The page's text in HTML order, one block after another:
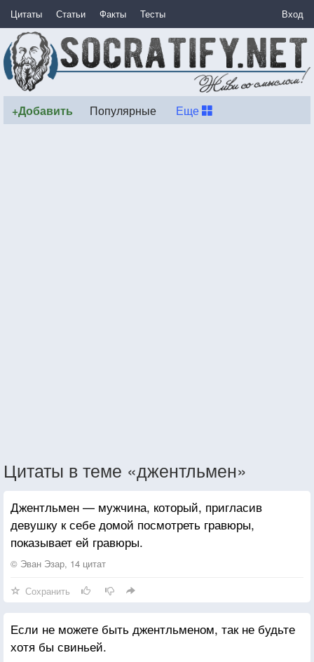
Цитаты Статьи Факты Тесты Вход
+Добавить Популярные Еще
Цитаты в теме «джентльмен»
Джентльмен — мужчина, который, пригласив
девушку к себе домой посмотреть гравюры,
показывает ей гравюры.
© Эван Эзар, 14 цитат
Сохранить
Если не можете быть джентльменом, так не будьте
хотя бы свиньей.